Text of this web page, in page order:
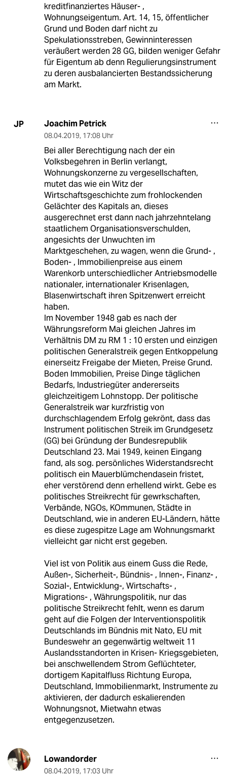
kreditfinanziertes Häuser- ,
Wohnungseigentum. Art. 14, 15, öffentlicher
Grund und Boden darf nicht zu
Spekulationsstreben, Gewinninteressen
veräußert werden 28 GG, bilden weniger Gefahr
für Eigentum ab denn Regulierungsinstrument
zu deren ausbalancierten Bestandssicherung
am Markt.
JP Joachim Petrick
08.04.2019, 17:08 Uhr
Bei aller Berechtigung nach der ein
Volksbegehren in Berlin verlangt,
Wohnungskonzerne zu vergesellschaften,
mutet das wie ein Witz der
Wirtschaftsgeschichte zum frohlockenden
Gelächter des Kapitals an, dieses
ausgerechnet erst dann nach jahrzehntelang
staatlichem Organisationsverschulden,
angesichts der Unwuchten im
Marktgeschehen, zu wagen, wenn die Grund- ,
Boden- , Immobilienpreise aus einem
Warenkorb unterschiedlicher Antriebsmodelle
nationaler, internationaler Krisenlagen,
Blasenwirtschaft ihren Spitzenwert erreicht
haben.
Im November 1948 gab es nach der
Währungsreform Mai gleichen Jahres im
Verhältnis DM zu RM 1 : 10 ersten und einzigen
politischen Generalstreik gegen Entkoppelung
einerseitz Freigabe der Mieten, Preise Grund.
Boden Immobilien, Preise Dinge täglichen
Bedarfs, Industriegüter andererseits
gleichzeitigem Lohnstopp. Der politische
Generalstreik war kurzfristig von
durchschlagendem Erfolg gekrönt, dass das
Instrument politischen Streik im Grundgesetz
(GG) bei Gründung der Bundesrepublik
Deutschland 23. Mai 1949, keinen Eingang
fand, als sog. persönliches Widerstandsrecht
politisch ein Mauerblümchendasein fristet,
eher verstörend denn erhellend wirkt. Gebe es
politisches Streikrecht für gewrkschaften,
Verbände, NGOs, KOmmunen, Städte in
Deutschland, wie in anderen EU-Ländern, hätte
es diese zugespitze Lage am Wohnungsmarkt
vielleicht gar nicht erst gegeben.
Viel ist von Politik aus einem Guss die Rede,
Außen-, Sicherheit-, Bündnis- , Innen-, Finanz- ,
Sozial-, Entwicklung-, Wirtschafts- ,
Migrations- , Währungspolitik, nur das
politische Streikrecht fehlt, wenn es darum
geht auf die Folgen der Interventionspolitik
Deutschlands im Bündnis mit Nato, EU mit
Bundeswehr an gegenwärtig weltweit 11
Auslandsstandorten in Krisen- Kriegsgebieten,
bei anschwellendem Strom Geflüchteter,
dortigem Kapitalfluss Richtung Europa,
Deutschland, Immobilienmarkt, Instrumente zu
aktivieren, der dadurch eskalierenden
Wohnungsnot, Mietwahn etwas
entgegenzusetzen.
Lowandorder
08.04.2019, 17:03 Uhr